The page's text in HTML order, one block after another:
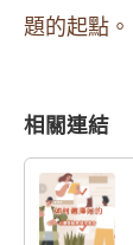
題的起點。
相關連結